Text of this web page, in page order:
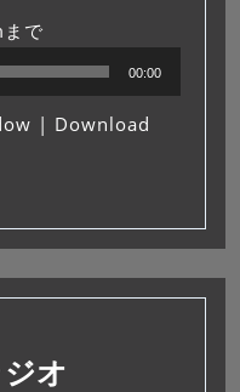
で
00:00
| Download
オ